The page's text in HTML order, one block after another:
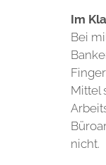
Im
Bei
Mittel
nicht.